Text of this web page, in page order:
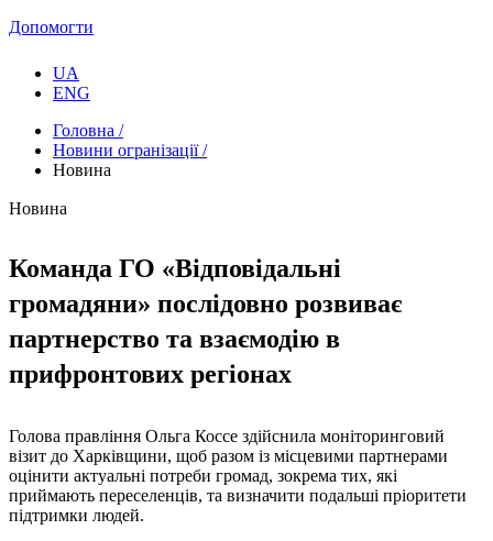
Допомогти
UA
ENG
Головна /
Новини огранізації /
Новина
Новина
Команда ГО «Відповідальні
громадяни» послідовно розвиває
партнерство та взаємодію в
прифронтових регіонах
Голова правління Ольга Коссе здійснила моніторинговий
візит до Харківщини, щоб разом із місцевими партнерами
оцінити актуальні потреби громад, зокрема тих, які
приймають переселенців, та визначити подальші пріоритети
підтримки людей.